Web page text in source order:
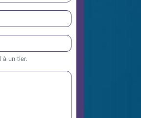
à un tier.